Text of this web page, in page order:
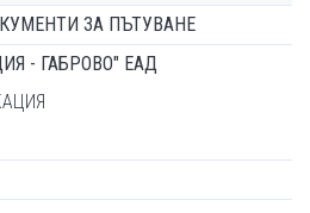
ЗА ПЪТУВАНЕ
- ГАБРОВО" ЕАД